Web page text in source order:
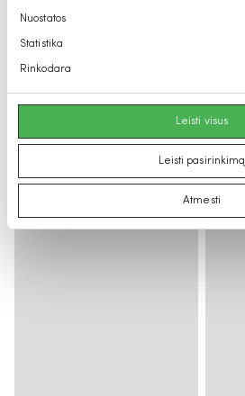
pasirinkimas
Nuostatos
Statistika
Rinkodara
Leisti visus
Leisti pasirinkimą
Atmesti